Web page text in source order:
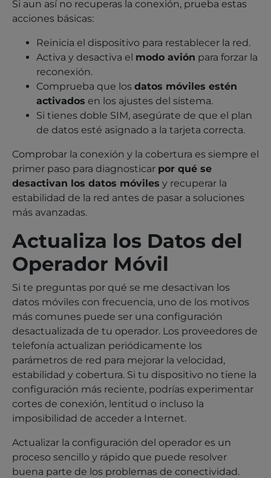
Si aun así no recuperas la conexión, prueba estas
acciones básicas:
Reinicia el dispositivo para restablecer la red.
Activa y desactiva el modo avión para forzar la
reconexión.
Comprueba que los datos móviles estén
activados en los ajustes del sistema.
Si tienes doble SIM, asegúrate de que el plan
de datos esté asignado a la tarjeta correcta.
Comprobar la conexión y la cobertura es siempre el
primer paso para diagnosticar por qué se
desactivan los datos móviles y recuperar la
estabilidad de la red antes de pasar a soluciones
más avanzadas.
Actualiza los Datos del
Operador Móvil
Si te preguntas por qué se me desactivan los
datos móviles con frecuencia, uno de los motivos
más comunes puede ser una configuración
desactualizada de tu operador. Los proveedores de
telefonía actualizan periódicamente los
parámetros de red para mejorar la velocidad,
estabilidad y cobertura. Si tu dispositivo no tiene la
configuración más reciente, podrías experimentar
cortes de conexión, lentitud o incluso la
imposibilidad de acceder a Internet.
Actualizar la configuración del operador es un
proceso sencillo y rápido que puede resolver
buena parte de los problemas de conectividad.